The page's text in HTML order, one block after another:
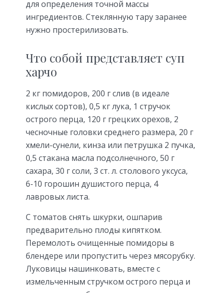
для определения точной массы
ингредиентов. Стеклянную тару заранее
нужно простерилизовать.
Что собой представляет суп
харчо
2 кг помидоров, 200 г слив (в идеале
кислых сортов), 0,5 кг лука, 1 стручок
острого перца, 120 г грецких орехов, 2
чесночные головки среднего размера, 20 г
хмели-сунели, кинза или петрушка 2 пучка,
0,5 стакана масла подсолнечного, 50 г
сахара, 30 г соли, 3 ст. л. столового уксуса,
6-10 горошин душистого перца, 4
лавровых листа.
С томатов снять шкурки, ошпарив
предварительно плоды кипятком.
Перемолоть очищенные помидоры в
блендере или пропустить через мясорубку.
Луковицы нашинковать, вместе с
измельченным стручком острого перца и